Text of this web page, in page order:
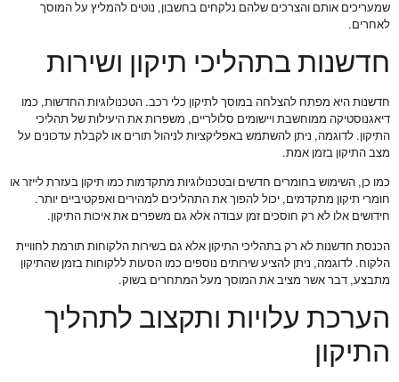
שמעריכים אותם והצרכים שלהם נלקחים בחשבון, נוטים להמליץ על המוסך
לאחרים.
חדשנות בתהליכי תיקון ושירות
חדשנות היא מפתח להצלחה במוסך לתיקון כלי רכב. הטכנולוגיות החדשות, כמו
דיאגנוסטיקה ממוחשבת ויישומים סלולריים, משפרות את היעילות של תהליכי
התיקון. לדוגמה, ניתן להשתמש באפליקציות לניהול תורים או לקבלת עדכונים על
מצב התיקון בזמן אמת.
כמו כן, השימוש בחומרים חדשים ובטכנולוגיות מתקדמות כמו תיקון בעזרת לייזר או
חומרי תיקון מתקדמים, יכול להפוך את התהליכים למהירים ואפקטיביים יותר.
חידושים אלו לא רק חוסכים זמן עבודה אלא גם משפרים את איכות התיקון.
הכנסת חדשנות לא רק בתהליכי התיקון אלא גם בשירות הלקוחות תורמת לחוויית
הלקוח. לדוגמה, ניתן להציע שירותים נוספים כמו הסעות ללקוחות בזמן שהתיקון
מתבצע, דבר אשר מציב את המוסך מעל המתחרים בשוק.
הערכת עלויות ותקצוב לתהליך
התיקון